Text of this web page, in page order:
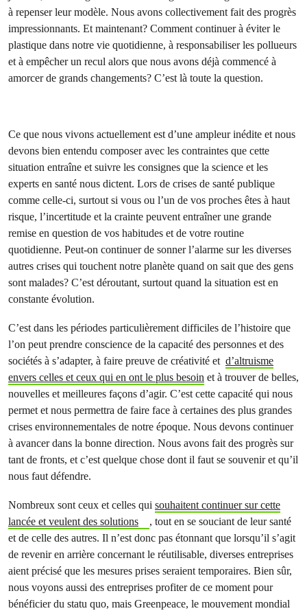
à repenser leur modèle. Nous avons collectivement fait des progrès
impressionnants. Et maintenant? Comment continuer à éviter le
plastique dans notre vie quotidienne, à responsabiliser les pollueurs
et à empêcher un recul alors que nous avons déjà commencé à
amorcer de grands changements? C’est là toute la question.
Ce que nous vivons actuellement est d’une ampleur inédite et nous
devons bien entendu composer avec les contraintes que cette
situation entraîne et suivre les consignes que la science et les
experts en santé nous dictent. Lors de crises de santé publique
comme celle-ci, surtout si vous ou l’un de vos proches êtes à haut
risque, l’incertitude et la crainte peuvent entraîner une grande
remise en question de vos habitudes et de votre routine
quotidienne. Peut-on continuer de sonner l’alarme sur les diverses
autres crises qui touchent notre planète quand on sait que des gens
sont malades? C’est déroutant, surtout quand la situation est en
constante évolution.
C’est dans les périodes particulièrement difficiles de l’histoire que
l’on peut prendre conscience de la capacité des personnes et des
sociétés à s’adapter, à faire preuve de créativité et d’altruisme
envers celles et ceux qui en ont le plus besoin et à trouver de belles,
nouvelles et meilleures façons d’agir. C’est cette capacité qui nous
permet et nous permettra de faire face à certaines des plus grandes
crises environnementales de notre époque. Nous devons continuer
à avancer dans la bonne direction. Nous avons fait des progrès sur
tant de fronts, et c’est quelque chose dont il faut se souvenir et qu’il
nous faut défendre.
Nombreux sont ceux et celles qui souhaitent continuer sur cette
lancée et veulent des solutions
, tout en se souciant de leur santé
et de celle des autres. Il n’est donc pas étonnant que lorsqu’il s’agit
de revenir en arrière concernant le réutilisable, diverses entreprises
aient précisé que les mesures prises seraient temporaires. Bien sûr,
nous voyons aussi des entreprises profiter de ce moment pour
bénéficier du statu quo, mais Greenpeace, le mouvement mondial